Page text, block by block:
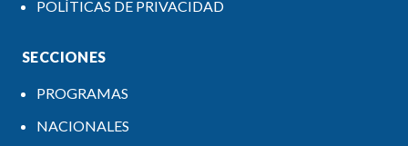
POLÍTICAS DE PRIVACIDAD
SECCIONES
PROGRAMAS
NACIONALES